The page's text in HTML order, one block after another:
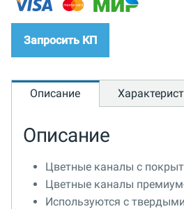
Запросить КП
Описание
Описание
Цветные каналы с
Цветные каналы
Используются с